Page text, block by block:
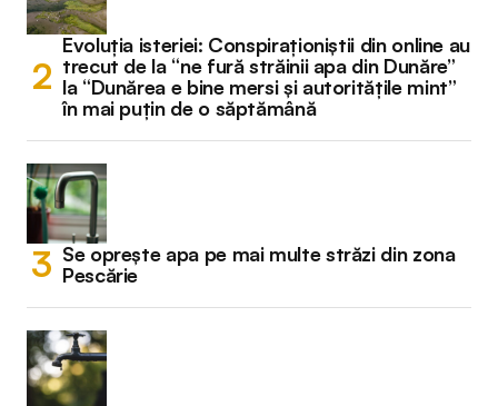
Evoluția isteriei: Conspiraționiștii din online au
trecut de la “ne fură străinii apa din Dunăre”
la “Dunărea e bine mersi și autoritățile mint”
în mai puțin de o săptămână
Se oprește apa pe mai multe străzi din zona
Pescărie